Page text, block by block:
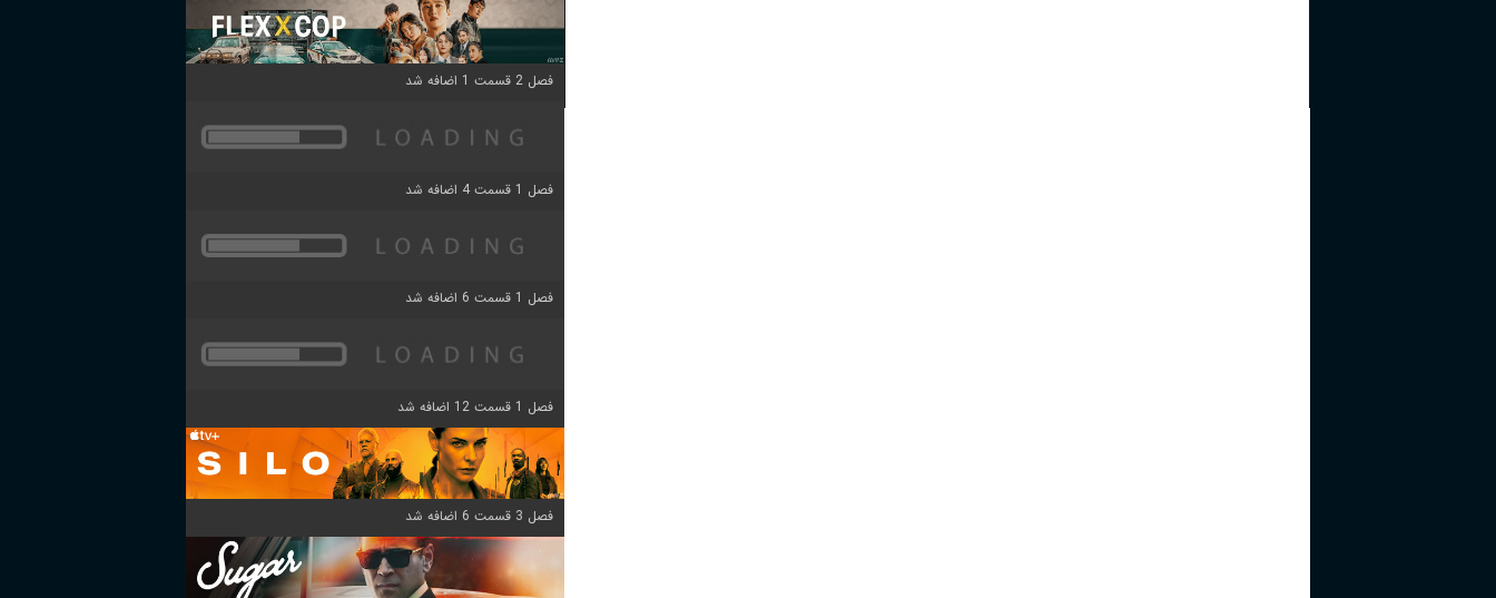
فصل 2 قسمت 1 اضافه شد
فصل 1 قسمت 4 اضافه شد
فصل 1 قسمت 6 اضافه شد
فصل 1 قسمت 12 اضافه شد
فصل 3 قسمت 6 اضافه شد